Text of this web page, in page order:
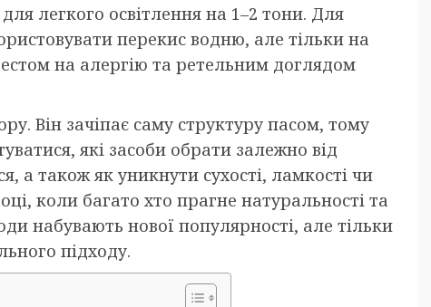
легкого освітлення на 1–2 тони. Для
перекис водню, але тільки на
на алергію та ретельним доглядом
Він зачіпає саму структуру пасом, тому
які засоби обрати залежно від
а також як уникнути сухості, ламкості чи
коли багато хто прагне натуральності та
набувають нової популярності, але тільки
підходу.